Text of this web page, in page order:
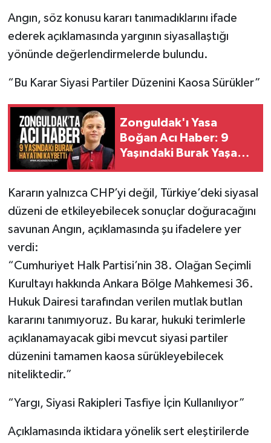
Angın, söz konusu kararı tanımadıklarını ifade
ederek açıklamasında yargının siyasallaştığı
yönünde değerlendirmelerde bulundu.
“Bu Karar Siyasi Partiler Düzenini Kaosa Sürükler”
Zonguldak'ı Yasa
Boğan Acı Haber: 9
Yaşındaki Burak Yaşam
Kararın yalnızca CHP’yi değil, Türkiye’deki siyasal
düzeni de etkileyebilecek sonuçlar doğuracağını
savunan Angın, açıklamasında şu ifadelere yer
verdi:
“Cumhuriyet Halk Partisi’nin 38. Olağan Seçimli
Kurultayı hakkında Ankara Bölge Mahkemesi 36.
Hukuk Dairesi tarafından verilen mutlak butlan
kararını tanımıyoruz. Bu karar, hukuki terimlerle
açıklanamayacak gibi mevcut siyasi partiler
düzenini tamamen kaosa sürükleyebilecek
niteliktedir.”
“Yargı, Siyasi Rakipleri Tasfiye İçin Kullanılıyor”
Açıklamasında iktidara yönelik sert eleştirilerde